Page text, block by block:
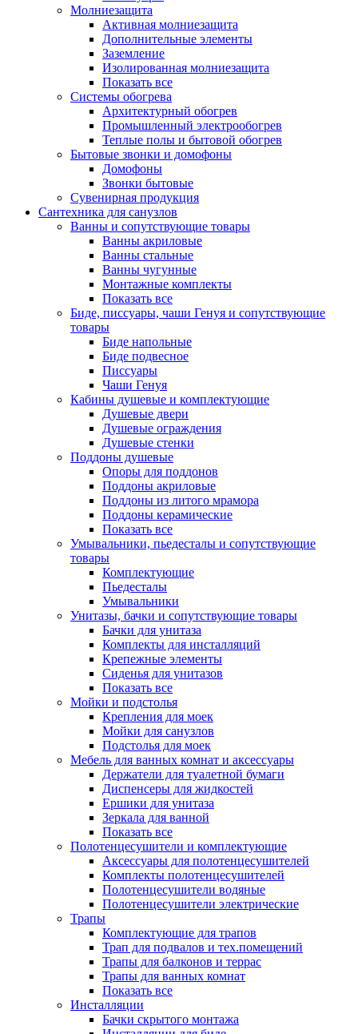
Молниезащита
Активная молниезащита
Дополнительные элементы
Заземление
Изолированная молниезащита
Показать все
Системы обогрева
Архитектурный обогрев
Промышленный электрообогрев
Теплые полы и бытовой обогрев
Бытовые звонки и домофоны
Домофоны
Звонки бытовые
Сувенирная продукция
Сантехника для санузлов
Ванны и сопутствующие товары
Ванны акриловые
Ванны стальные
Ванны чугунные
Монтажные комплекты
Показать все
Биде, писсуары, чаши Генуя и сопутствующие
товары
Биде напольные
Биде подвесное
Писсуары
Чаши Генуя
Кабины душевые и комплектующие
Душевые двери
Душевые ограждения
Душевые стенки
Поддоны душевые
Опоры для поддонов
Поддоны акриловые
Поддоны из литого мрамора
Поддоны керамические
Показать все
Умывальники, пьедесталы и сопутствующие
товары
Комплектующие
Пьедесталы
Умывальники
Унитазы, бачки и сопутствующие товары
Бачки для унитаза
Комплекты для инсталляций
Крепежные элементы
Сиденья для унитазов
Показать все
Мойки и подстолья
Крепления для моек
Мойки для санузлов
Подстолья для моек
Мебель для ванных комнат и аксессуары
Держатели для туалетной бумаги
Диспенсеры для жидкостей
Ершики для унитаза
Зеркала для ванной
Показать все
Полотенцесушители и комплектующие
Аксессуары для полотенцесушителей
Комплекты полотенцесушителей
Полотенцесушители водяные
Полотенцесушители электрические
Трапы
Комплектующие для трапов
Трап для подвалов и тех.помещений
Трапы для балконов и террас
Трапы для ванных комнат
Показать все
Инсталляции
Бачки скрытого монтажа